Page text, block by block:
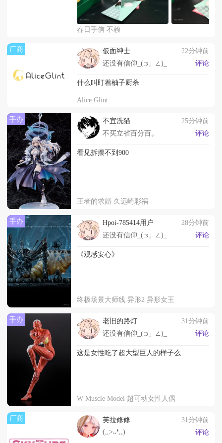
春日手信 不赖
厂商 仮面绅士
22分钟前
还没有信仰_(:з」∠)_
评论
什么叫盯着柚子厨杀
Alice Glint
手办 不宜洗猫
25分钟前
不买立省百分百。
评论
看见拆摆不到900
王者的求婚 久远崎彩祸
手办 Hpoi-785414用户
28分钟前
还没有信仰_(:з」∠)_
评论
《观感安心》
终极场景大师线 异形2 异形女王
手办 老旧的路灯
31分钟前
还没有信仰_(:з」∠)_
评论
这是女性吃了超大型巨人的样子么
W Muscle Model 超可动女性人偶
厂商 芙拉修修
31分钟前
(,,>ᴗ❛,,)
评论